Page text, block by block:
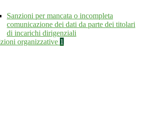
Sanzioni per mancata o incompleta
comunicazione dei dati da parte dei titolari
di incarichi dirigenziali
organizzative 1